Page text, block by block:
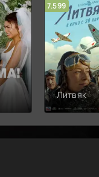
7.599
Литвяк